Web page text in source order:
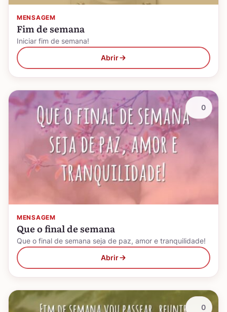
MENSAGEM
Fim de semana
Iniciar fim de semana!
Abrir
MENSAGEM
Que o final de semana
Que o final de semana seja de paz, amor e tranquilidade!
Abrir
0
0